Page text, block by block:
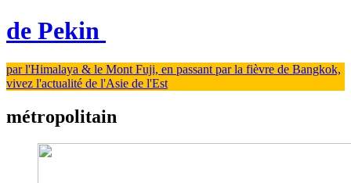
de Pekin
par l'Himalaya & le Mont Fuji, en passant par la fièvre de Bangkok,
vivez l'actualité de l'Asie de l'Est
métropolitain